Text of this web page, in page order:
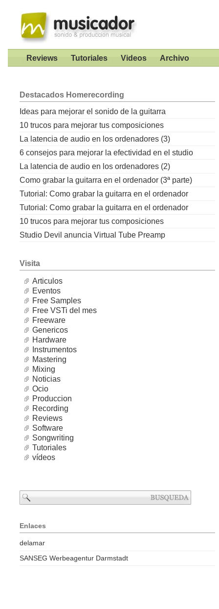
Reviews Tutoriales Videos Archivo
Destacados Homerecording
Ideas para mejorar el sonido de la guitarra
10 trucos para mejorar tus composiciones
La latencia de audio en los ordenadores (3)
6 consejos para mejorar la efectividad en el studio
La latencia de audio en los ordenadores (2)
Como grabar la guitarra en el ordenador (3ª parte)
Tutorial: Como grabar la guitarra en el ordenador
Tutorial: Como grabar la guitarra en el ordenador
10 trucos para mejorar tus composiciones
Studio Devil anuncia Virtual Tube Preamp
Visita
Articulos
Eventos
Free Samples
Free VSTi del mes
Freeware
Genericos
Hardware
Instrumentos
Mastering
Mixing
Noticias
Ocio
Produccion
Recording
Reviews
Software
Songwriting
Tutoriales
vídeos
Enlaces
delamar
SANSEG Werbeagentur Darmstadt